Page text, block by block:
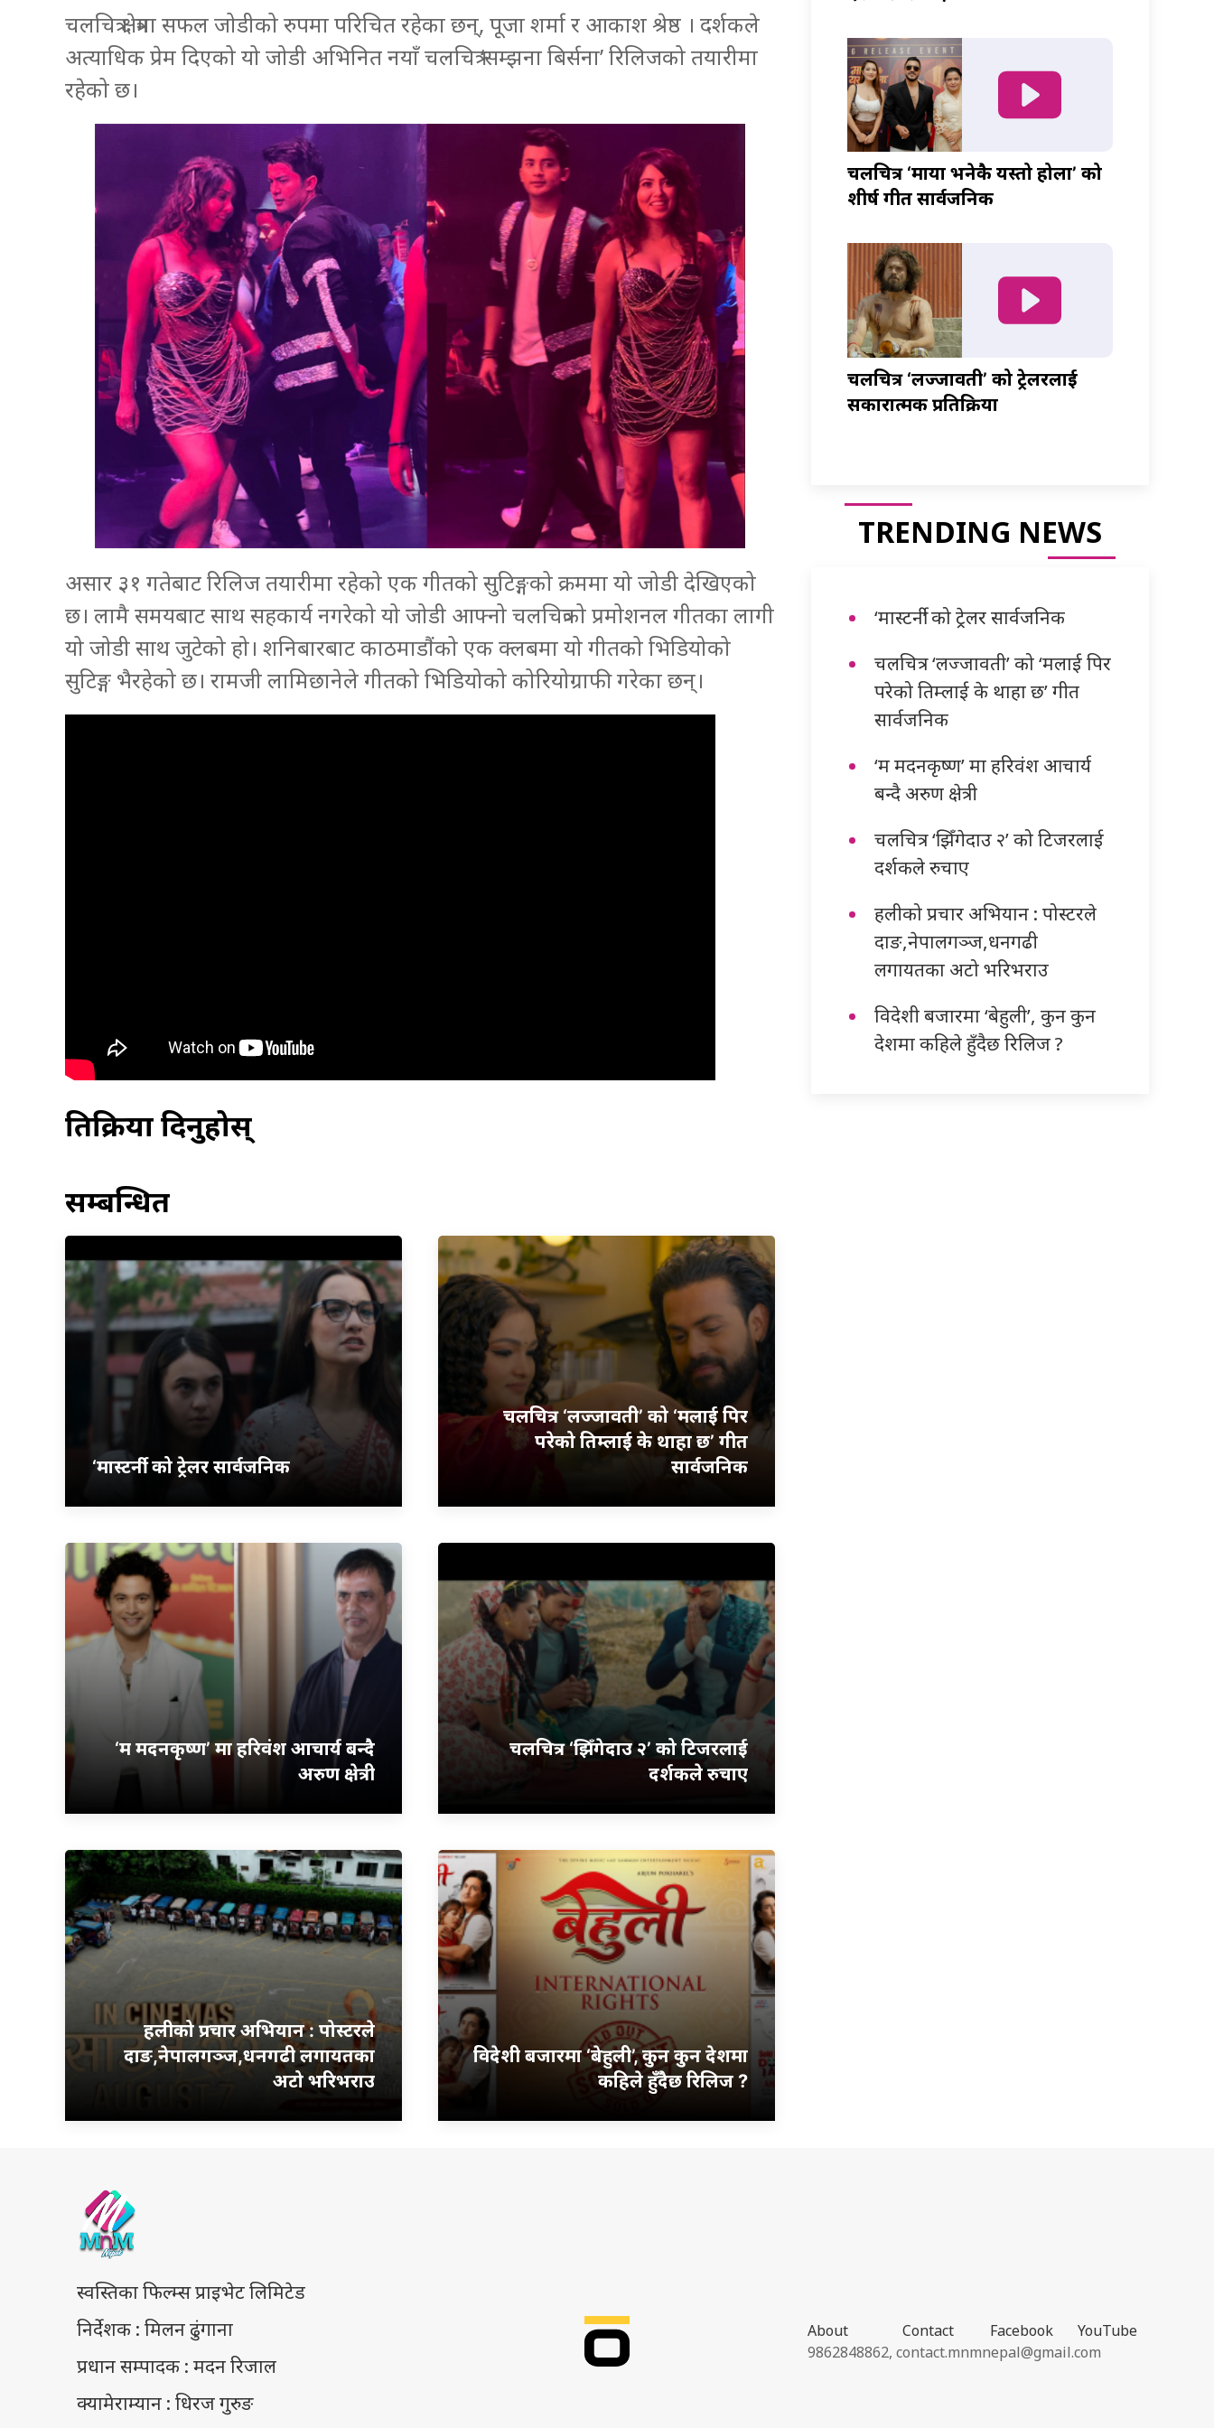
चलचित्र क्षेत्रमा सफल जोडीको रुपमा परिचित रहेका छन्, पूजा शर्मा र आकाश श्रेष्ठ । दर्शकले
अत्याधिक प्रेम दिएको यो जोडी अभिनित नयाँ चलचित्र ‘सम्झना बिर्सना’ रिलिजको तयारीमा
रहेको छ।
असार ३१ गतेबाट रिलिज तयारीमा रहेको एक गीतको सुटिङ्गको क्रममा यो जोडी देखिएको
छ। लामै समयबाट साथ सहकार्य नगरेको यो जोडी आफ्नो चलचित्रको प्रमोशनल गीतका लागी
यो जोडी साथ जुटेको हो। शनिबारबाट काठमाडौंको एक क्लबमा यो गीतको भिडियोको
सुटिङ्ग भैरहेको छ। रामजी लामिछानेले गीतको भिडियोको कोरियोग्राफी गरेका छन्।
प्रतिक्रिया दिनुहोस्
सम्बन्धित
‘मास्टर्नी’ को ट्रेलर सार्वजनिक
चलचित्र ‘लज्जावती’ को ‘मलाई पिर
परेको तिम्लाई के थाहा छ’ गीत
सार्वजनिक
‘म मदनकृष्ण’ मा हरिवंश आचार्य बन्दै
अरुण क्षेत्री
चलचित्र ‘झिँगेदाउ २’ को टिजरलाई
दर्शकले रुचाए
हलीको प्रचार अभियान : पोस्टरले
दाङ,नेपालगञ्ज,धनगढी लगायतका
अटो भरिभराउ
विदेशी बजारमा ‘बेहुली’, कुन कुन देशमा
कहिले हुँदैछ रिलिज ?
चलचित्र ‘माया भनेकै यस्तो होला’ को
शीर्ष गीत सार्वजनिक
चलचित्र ‘लज्जावती’ को ट्रेलरलाई
सकारात्मक प्रतिक्रिया
TRENDING NEWS
‘मास्टर्नी’ को ट्रेलर सार्वजनिक
चलचित्र ‘लज्जावती’ को ‘मलाई पिर
परेको तिम्लाई के थाहा छ’ गीत
सार्वजनिक
‘म मदनकृष्ण’ मा हरिवंश आचार्य
बन्दै अरुण क्षेत्री
चलचित्र ‘झिँगेदाउ २’ को टिजरलाई
दर्शकले रुचाए
हलीको प्रचार अभियान : पोस्टरले
दाङ,नेपालगञ्ज,धनगढी
लगायतका अटो भरिभराउ
विदेशी बजारमा ‘बेहुली’, कुन कुन
देशमा कहिले हुँदैछ रिलिज ?
स्वस्तिका फिल्म्स प्राइभेट लिमिटेड
निर्देशक : मिलन ढुंगाना
प्रधान सम्पादक : मदन रिजाल
क्यामेराम्यान : धिरज गुरुङ
About Contact Facebook
YouTube
9862848862,contact.mnmnepal@gmail.com